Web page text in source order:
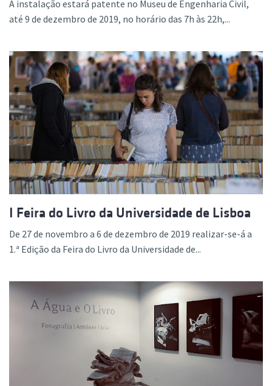
A instalação estará patente no Museu de Engenharia Civil,
até 9 de dezembro de 2019, no horário das 7h às 22h,...
I Feira do Livro da Universidade de Lisboa
De 27 de novembro a 6 de dezembro de 2019 realizar-se-á a
1.ª Edição da Feira do Livro da Universidade de...